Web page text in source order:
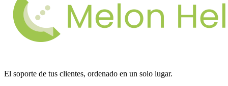
El soporte de tus clientes, ordenado en un solo lugar.